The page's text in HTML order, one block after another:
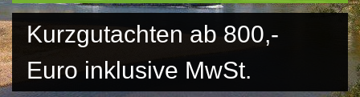
Kurzgutachten ab 800,-
Euro inklusive MwSt.